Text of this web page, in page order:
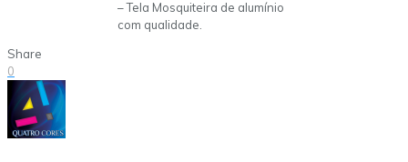
– Tela Mosquiteira de alumínio
com qualidade.
Share
0